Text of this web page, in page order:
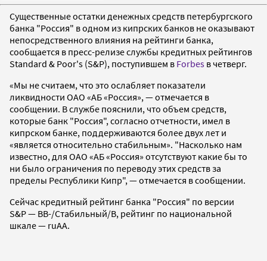
Существенные остатки денежных средств петербургского
банка "Россия" в одном из кипрских банков не оказывают
непосредственного влияния на рейтинги банка,
сообщается в пресс-релизе службы кредитных рейтингов
Standard & Poor's (S&P), поступившем в Forbes в четверг.
«Мы не считаем, что это ослабляет показатели
ликвидности ОАО «АБ «Россия», — отмечается в
сообщении. В службе пояснили, что объем средств,
которые банк "Россия", согласно отчетности, имел в
кипрском банке, поддерживаются более двух лет и
«является относительно стабильным». "Насколько нам
известно, для ОАО «АБ «Россия» отсутствуют какие бы то
ни было ограничения по переводу этих средств за
пределы Республики Кипр", — отмечается в сообщении.
Сейчас кредитный рейтинг банка "Россия" по версии
S&P — ВВ-/Стабильный/B, рейтинг по национальной
шкале — ruAA.